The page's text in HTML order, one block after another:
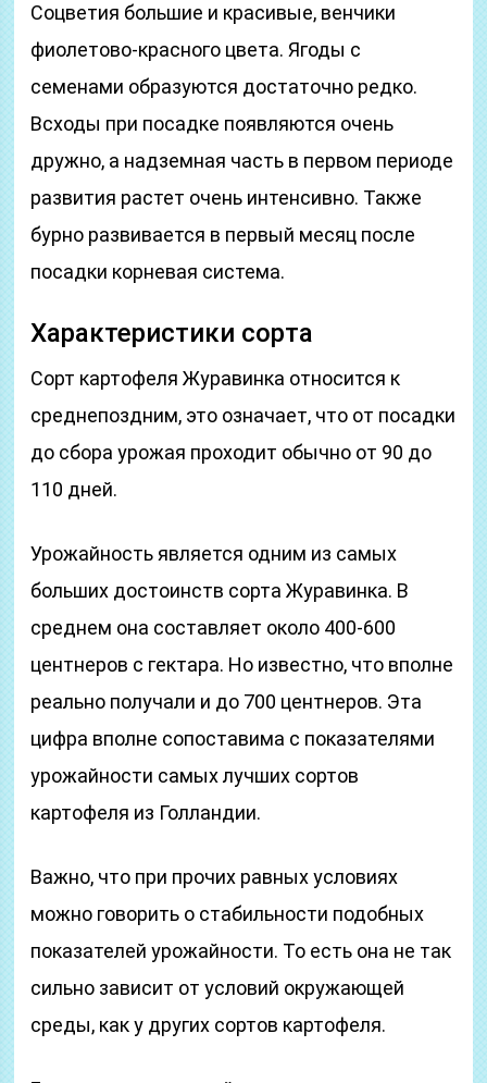
Соцветия большие и красивые, венчики
фиолетово-красного цвета. Ягоды с
семенами образуются достаточно редко.
Всходы при посадке появляются очень
дружно, а надземная часть в первом периоде
развития растет очень интенсивно. Также
бурно развивается в первый месяц после
посадки корневая система.
Характеристики сорта
Сорт картофеля Журавинка относится к
среднепоздним, это означает, что от посадки
до сбора урожая проходит обычно от 90 до
110 дней.
Урожайность является одним из самых
больших достоинств сорта Журавинка. В
среднем она составляет около 400-600
центнеров с гектара. Но известно, что вполне
реально получали и до 700 центнеров. Эта
цифра вполне сопоставима с показателями
урожайности самых лучших сортов
картофеля из Голландии.
Важно, что при прочих равных условиях
можно говорить о стабильности подобных
показателей урожайности. То есть она не так
сильно зависит от условий окружающей
среды, как у других сортов картофеля.